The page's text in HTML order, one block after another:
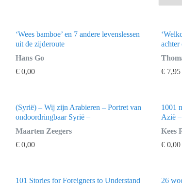
‘Wees bamboe’ en 7 andere levenslessen
uit de zijderoute
Hans Go
€0,00
achter
€ 7,95
(Syrië) – Wij zijn Arabieren – Portret van
ondoordringbaar Syrië –
Maarten Zeegers
€0,00
1001
Azië –
Kees
€ 0,00
101 Stories for Foreigners to Understand
26